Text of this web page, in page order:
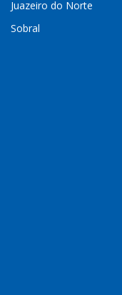
Juazeiro do Norte
Sobral